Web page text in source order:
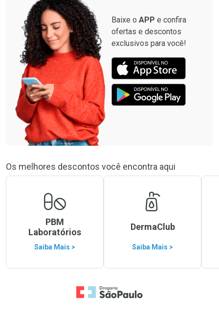
Baixe o APP e confira
ofertas e descontos
exclusivos para você!
Os melhores descontos você encontra aqui
PBM
Laboratórios
Saiba Mais >
DermaClub
Saiba Mais >
Ir para a Home